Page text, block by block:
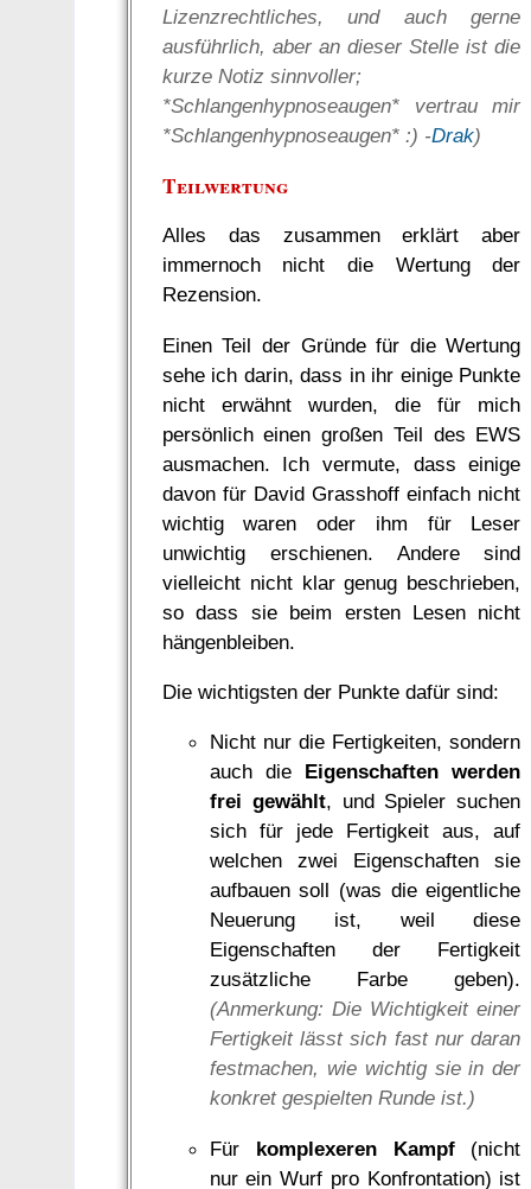
Lizenzrechtliches, und auch gerne
ausführlich, aber an dieser Stelle ist die
kurze Notiz sinnvoller;
*Schlangenhypnoseaugen* vertrau mir
*Schlangenhypnoseaugen* :) -Drak)
Teilwertung
Alles das zusammen erklärt aber
immernoch nicht die Wertung der
Rezension.
Einen Teil der Gründe für die Wertung
sehe ich darin, dass in ihr einige Punkte
nicht erwähnt wurden, die für mich
persönlich einen großen Teil des EWS
ausmachen. Ich vermute, dass einige
davon für David Grasshoff einfach nicht
wichtig waren oder ihm für Leser
unwichtig erschienen. Andere sind
vielleicht nicht klar genug beschrieben,
so dass sie beim ersten Lesen nicht
hängenbleiben.
Die wichtigsten der Punkte dafür sind:
Nicht nur die Fertigkeiten, sondern
auch die Eigenschaften werden
frei gewählt, und Spieler suchen
sich für jede Fertigkeit aus, auf
welchen zwei Eigenschaften sie
aufbauen soll (was die eigentliche
Neuerung ist, weil diese
Eigenschaften der Fertigkeit
zusätzliche Farbe geben).
(Anmerkung: Die Wichtigkeit einer
Fertigkeit lässt sich fast nur daran
festmachen, wie wichtig sie in der
konkret gespielten Runde ist.)
Für komplexeren Kampf(nicht
nur ein Wurf pro Konfrontation) ist